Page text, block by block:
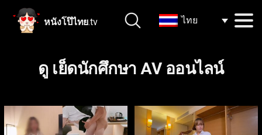
หนังโป๊ไทย.tv ไทย
ดู เย็ดนักศึกษา AV ออนไลน์